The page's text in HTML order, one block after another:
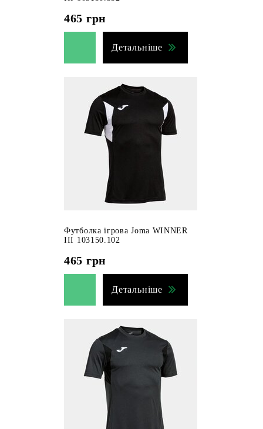
465 грн
Детальніше
Футболка ігрова Joma WINNER
III 103150.102
465 грн
Детальніше